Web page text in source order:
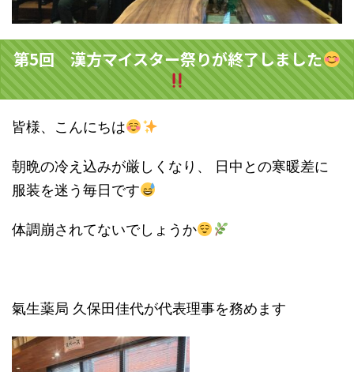
第5回 漢方マイスター祭りが終了しました
皆様、こんにちは
朝晩の冷え込みが厳しくなり、 日中との寒暖差に
服装を迷う毎日です
体調崩されてないでしょうか
氣生薬局 久保田佳代が代表理事を務めます